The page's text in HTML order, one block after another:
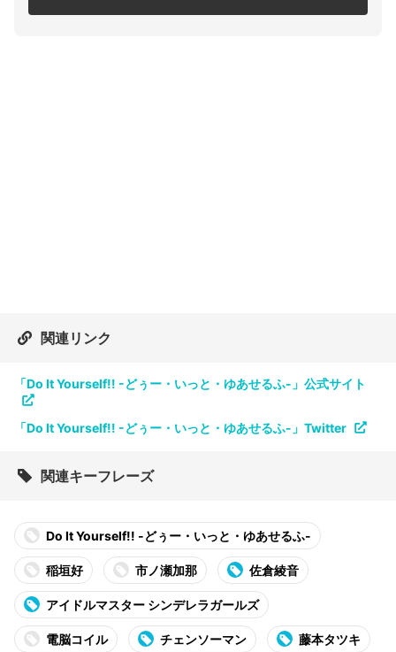
関連リンク
「Do It Yourself!! -どぅー・いっと・ゆあせるふ-」公式サイト
「Do It Yourself!! -どぅー・いっと・ゆあせるふ-」Twitter
関連キーフレーズ
Do It Yourself!! -どぅー・いっと・ゆあせるふ-
稲垣好 市ノ瀬加那 佐倉綾音
アイドルマスター シンデレラガールズ
電脳コイル チェンソーマン 藤本タツキ